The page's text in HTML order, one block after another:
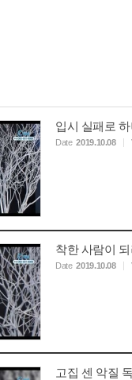
입시 실패로
Date 2019.10.08
착한 사람이
Date 2019.10.08
고집 센 악질